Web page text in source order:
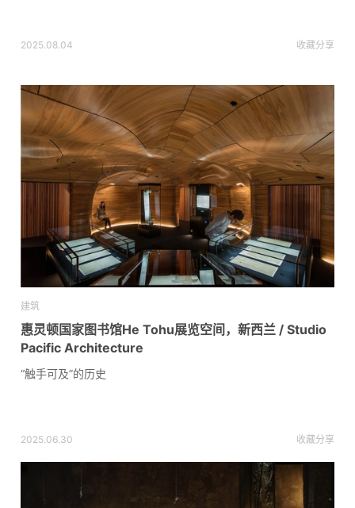
2025.08.04 收藏分享
建筑
惠灵顿国家图书馆He Tohu展览空间，新西兰 / Studio
Pacific Architecture
“触手可及”的历史
2025.06.30 收藏分享